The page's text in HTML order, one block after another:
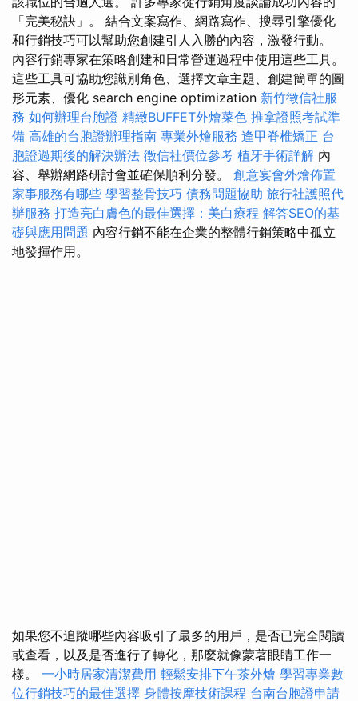
「完美秘訣」。 結合文案寫作、網路寫作、搜尋引擎優化
和行銷技巧可以幫助您創建引人入勝的內容，激發行動。
內容行銷專家在策略創建和日常營運過程中使用這些工具。
這些工具可協助您識別角色、選擇文章主題、創建簡單的圖
形元素、優化 search engine optimization 新竹徵信社服
務 如何辦理台胞證 精緻BUFFET外燴菜色 推拿證照考試準
備 高雄的台胞證辦理指南 專業外燴服務 逢甲脊椎矯正 台
胞證過期後的解決辦法 徵信社價位參考 植牙手術詳解 內
容、舉辦網路研討會並確保順利分發。 創意宴會外燴佈置
家事服務有哪些 學習整骨技巧 債務問題協助 旅行社護照代
辦服務 打造亮白膚色的最佳選擇：美白療程 解答SEO的基
礎與應用問題 內容行銷不能在企業的整體行銷策略中孤立
地發揮作用。
如果您不追蹤哪些內容吸引了最多的用戶，是否已完全閱讀
或查看，以及是否進行了轉化，那麼就像蒙著眼睛工作一
樣。 一小時居家清潔費用 輕鬆安排下午茶外燴 學習專業數
位行銷技巧的最佳選擇 身體按摩技術課程 台南台胞證申請